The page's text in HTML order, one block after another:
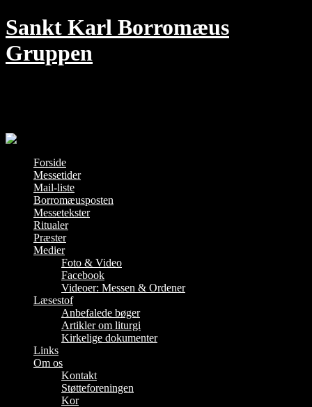
Skip
to
content
Sankt Karl Borromæus
Gruppen
Forside
Messetider
Mail-liste
Borromæusposten
Messetekster
Ritualer
Præster
Medier
Foto & Video
Facebook
Videoer: Messen & Ordener
Læsestof
Anbefalede bøger
Artikler om liturgi
Kirkelige dokumenter
Links
Om os
Kontakt
Støtteforeningen
Kor